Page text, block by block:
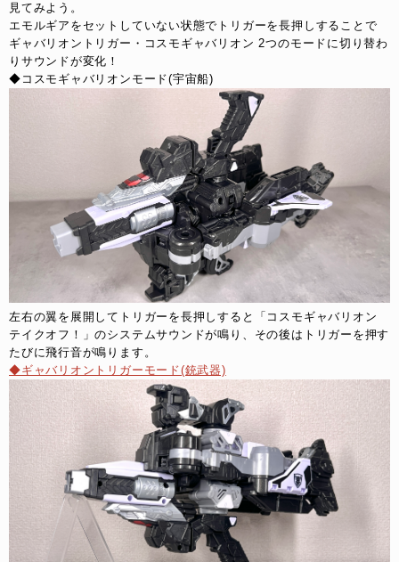
見てみよう。
エモルギアをセットしていない状態でトリガーを長押しすることで
ギャバリオントリガー・コスモギャバリオン 2つのモードに切り替わ
りサウンドが変化！
◆コスモギャバリオンモード(宇宙船)
左右の翼を展開してトリガーを長押しすると「コスモギャバリオン
テイクオフ！」のシステムサウンドが鳴り、その後はトリガーを押す
たびに飛行音が鳴ります。
◆ギャバリオントリガーモード(銃武器)